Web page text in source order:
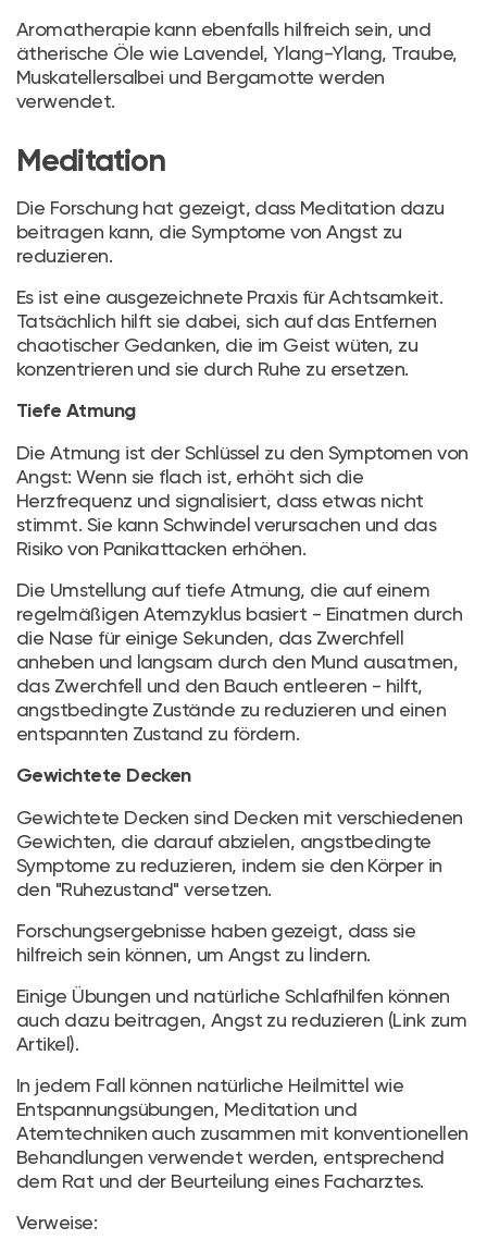
Aromatherapie kann ebenfalls hilfreich sein, und
ätherische Öle wie Lavendel, Ylang-Ylang, Traube,
Muskatellersalbei und Bergamotte werden
verwendet.
Meditation
Die Forschung hat gezeigt, dass Meditation dazu
beitragen kann, die Symptome von Angst zu
reduzieren.
Es ist eine ausgezeichnete Praxis für Achtsamkeit.
Tatsächlich hilft sie dabei, sich auf das Entfernen
chaotischer Gedanken, die im Geist wüten, zu
konzentrieren und sie durch Ruhe zu ersetzen.
Tiefe Atmung
Die Atmung ist der Schlüssel zu den Symptomen von
Angst: Wenn sie flach ist, erhöht sich die
Herzfrequenz und signalisiert, dass etwas nicht
stimmt. Sie kann Schwindel verursachen und das
Risiko von Panikattacken erhöhen.
Die Umstellung auf tiefe Atmung, die auf einem
regelmäßigen Atemzyklus basiert - Einatmen durch
die Nase für einige Sekunden, das Zwerchfell
anheben und langsam durch den Mund ausatmen,
das Zwerchfell und den Bauch entleeren - hilft,
angstbedingte Zustände zu reduzieren und einen
entspannten Zustand zu fördern.
Gewichtete Decken
Gewichtete Decken sind Decken mit verschiedenen
Gewichten, die darauf abzielen, angstbedingte
Symptome zu reduzieren, indem sie den Körper in
den "Ruhezustand" versetzen.
Forschungsergebnisse haben gezeigt, dass sie
hilfreich sein können, um Angst zu lindern.
Einige Übungen und natürliche Schlafhilfen können
auch dazu beitragen, Angst zu reduzieren (Link zum
Artikel).
In jedem Fall können natürliche Heilmittel wie
Entspannungsübungen, Meditation und
Atemtechniken auch zusammen mit konventionellen
Behandlungen verwendet werden, entsprechend
dem Rat und der Beurteilung eines Facharztes.
Verweise: